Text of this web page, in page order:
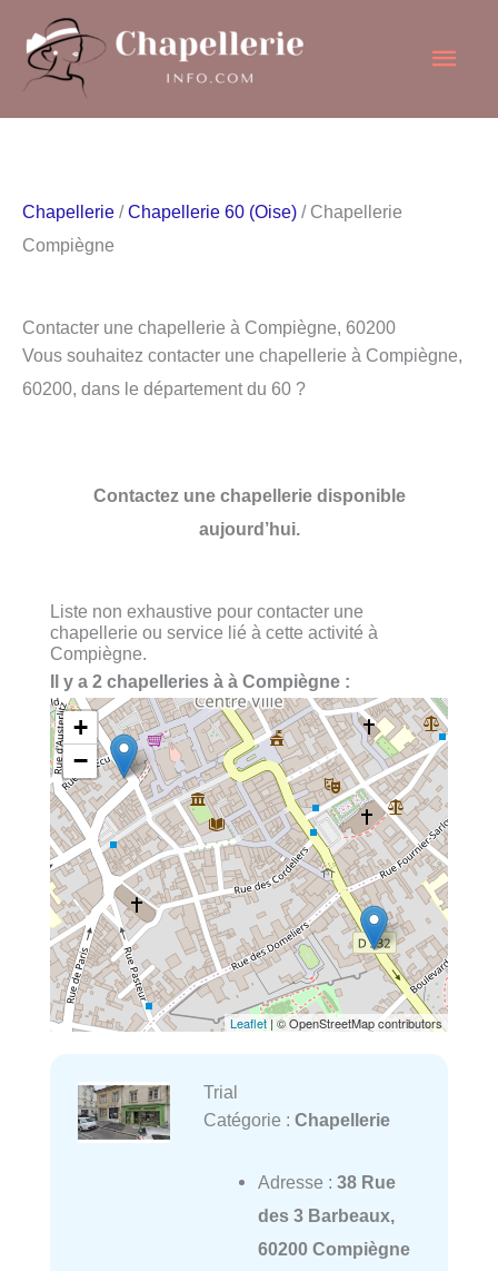
contenu
Chapellerie /Chapellerie 60 (Oise) / Chapellerie
Compiègne
Contacter une chapellerie à Compiègne, 60200
Vous souhaitez contacter une chapellerie à Compiègne,
60200, dans le département du 60 ?
Contactez une chapellerie disponible
aujourd’hui.
Liste non exhaustive pour contacter une
chapellerie ou service lié à cette activité à
Compiègne.
Il y a 2 chapelleries à à Compiègne :
+
−
Leaflet | © OpenStreetMap contributors
Trial
Catégorie : Chapellerie
Adresse : 38 Rue
des 3 Barbeaux,
60200 Compiègne